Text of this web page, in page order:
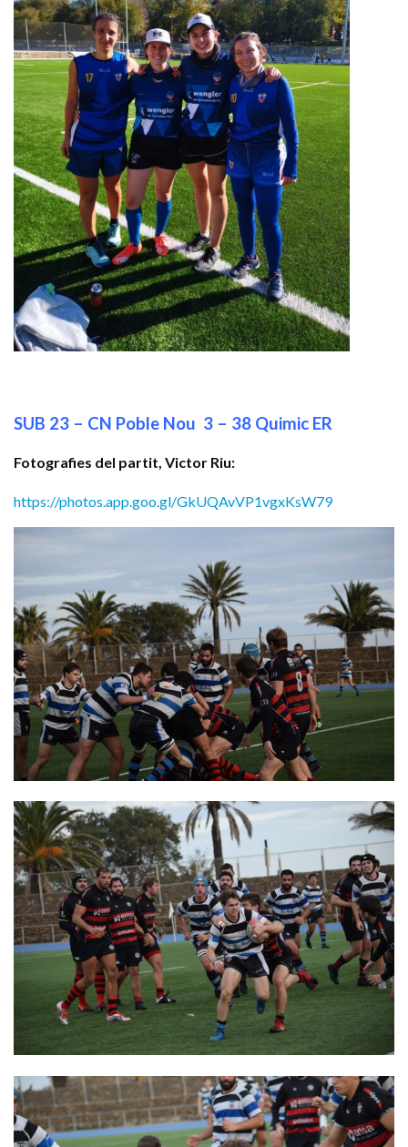
SUB 23 – CN Poble Nou 3 – 38 Quimic ER
Fotografies del partit, Victor Riu:
https://photos.app.goo.gl/GkUQAvVP1vgxKsW79